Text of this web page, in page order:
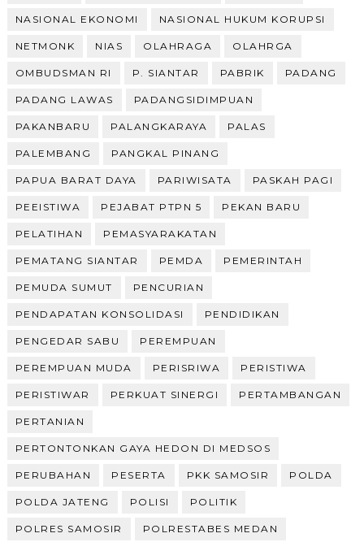
NASIONAL EKONOMI NASIONAL HUKUM KORUPSI
NETMONK NIAS OLAHRAGA OLAHRGA
OMBUDSMAN RI P. SIANTAR PABRIK PADANG
PADANG LAWAS PADANGSIDIMPUAN
PAKANBARU PALANGKARAYA PALAS
PALEMBANG PANGKAL PINANG
PAPUA BARAT DAYA PARIWISATA PASKAH PAGI
PEEISTIWA PEJABAT PTPN 5 PEKAN BARU
PELATIHAN PEMASYARAKATAN
PEMATANG SIANTAR PEMDA PEMERINTAH
PEMUDA SUMUT PENCURIAN
PENDAPATAN KONSOLIDASI PENDIDIKAN
PENGEDAR SABU PEREMPUAN
PEREMPUAN MUDA PERISRIWA PERISTIWA
PERISTIWAR PERKUAT SINERGI PERTAMBANGAN
PERTANIAN
PERTONTONKAN GAYA HEDON DI MEDSOS
PERUBAHAN PESERTA PKK SAMOSIR POLDA
POLDA JATENG POLISI POLITIK
POLRES SAMOSIR POLRESTABES MEDAN